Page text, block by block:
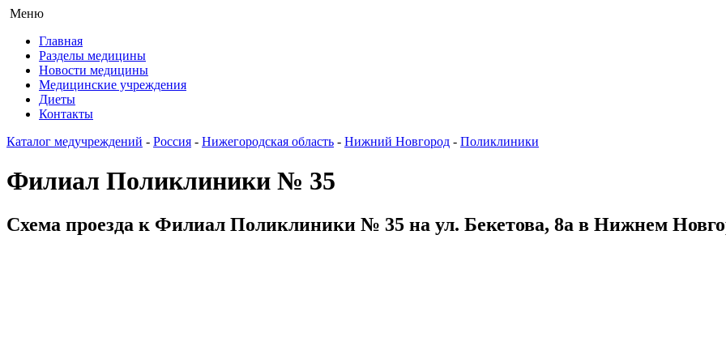
Меню
Главная
Разделы медицины
Новости медицины
Медицинские учреждения
Диеты
Контакты
Каталог медучреждений - Россия - Нижегородская область - Нижний Новгород - Поликлиники
Филиал Поликлиники № 35
Схема проезда к Филиал Поликлиники № 35 на ул. Бекетова, 8а в Нижнем